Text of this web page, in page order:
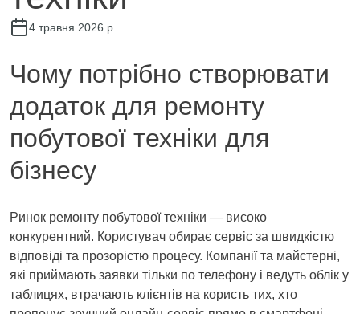
4 травня 2026 р.
Чому потрібно створювати
додаток для ремонту
побутової техніки для
бізнесу
Ринок ремонту побутової техніки — високо
конкурентний. Користувач обирає сервіс за швидкістю
відповіді та прозорістю процесу. Компанії та майстерні,
які приймають заявки тільки по телефону і ведуть облік у
таблицях, втрачають клієнтів на користь тих, хто